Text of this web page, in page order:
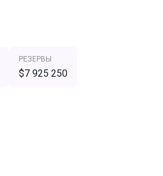
РЕЗЕРВЫ
$7 925 250